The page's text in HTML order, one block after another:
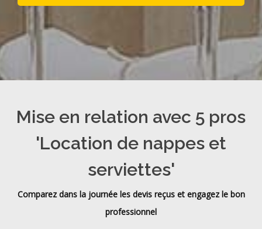
Mise en relation avec 5 pros
'Location de nappes et
serviettes'
Comparez dans la journée les devis reçus et engagez le bon
professionnel